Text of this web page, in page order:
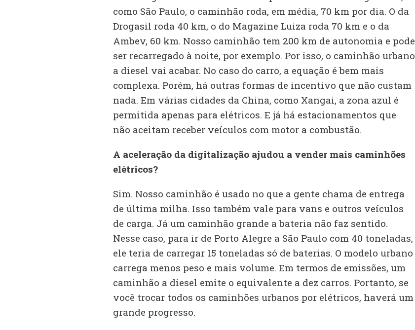
como São Paulo, o caminhão roda, em média, 70 km por dia. O da
Drogasil roda 40 km, o do Magazine Luiza roda 70 km e o da
Ambev, 60 km. Nosso caminhão tem 200 km de autonomia e pode
ser recarregado à noite, por exemplo. Por isso, o caminhão urbano
a diesel vai acabar. No caso do carro, a equação é bem mais
complexa. Porém, há outras formas de incentivo que não custam
nada. Em várias cidades da China, como Xangai, a zona azul é
permitida apenas para elétricos. E já há estacionamentos que
não aceitam receber veículos com motor a combustão.
A aceleração da digitalização ajudou a vender mais caminhões
elétricos?
Sim. Nosso caminhão é usado no que a gente chama de entrega
de última milha. Isso também vale para vans e outros veículos
de carga. Já um caminhão grande a bateria não faz sentido.
Nesse caso, para ir de Porto Alegre a São Paulo com 40 toneladas,
ele teria de carregar 15 toneladas só de baterias. O modelo urbano
carrega menos peso e mais volume. Em termos de emissões, um
caminhão a diesel emite o equivalente a dez carros. Portanto, se
você trocar todos os caminhões urbanos por elétricos, haverá um
grande progresso.